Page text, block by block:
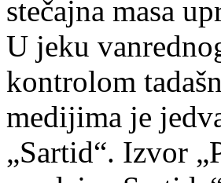
stečajna masa
U jeku
kontrolom
medijima je
„Sartid“. Izvor